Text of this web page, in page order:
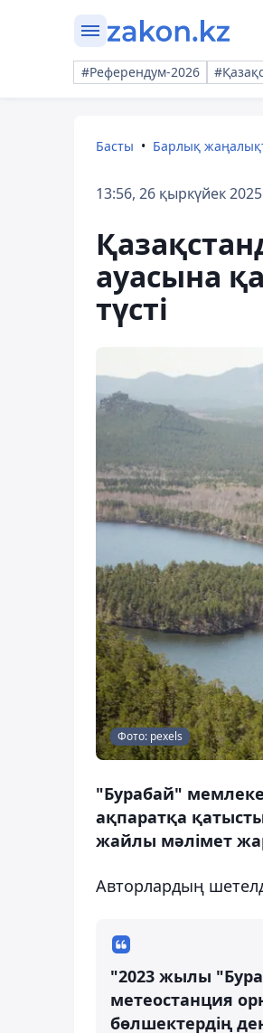
#Референдум-2026
Басты Барлық
13:56, 26 қыркүйек 2025
ауасына
түсті
Фото: pexels
"Бурабай"
ақпаратқа
жайлы мәлімет
Авторлардың
"2023 жылы
метеостанция
бөлшектердің